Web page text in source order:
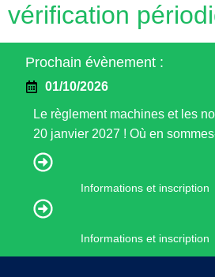
vérification
Prochain évènement :
01/10/2026
Le règlement machines et les
20 janvier 2027 ! Où en
Informations et inscription
Informations et inscription